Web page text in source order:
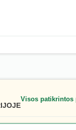
Visos patikrintos